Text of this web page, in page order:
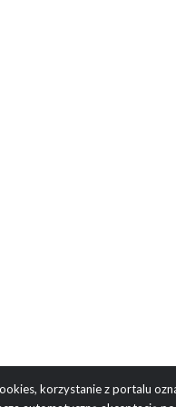
korzystanie z portalu